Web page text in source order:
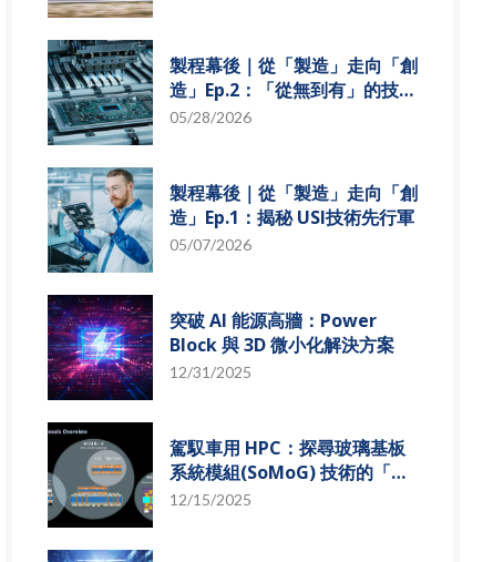
製程幕後｜從「製造」走向「創
造」Ep.2：「從無到有」的技術
革新
05/28/2026
製程幕後｜從「製造」走向「創
造」Ep.1：揭秘 USI技術先行軍
05/07/2026
突破 AI 能源高牆：Power
Block 與 3D 微小化解決方案
12/31/2025
駕馭車用 HPC：探尋玻璃基板
系統模組(SoMoG) 技術的「最
佳甜蜜點」
12/15/2025